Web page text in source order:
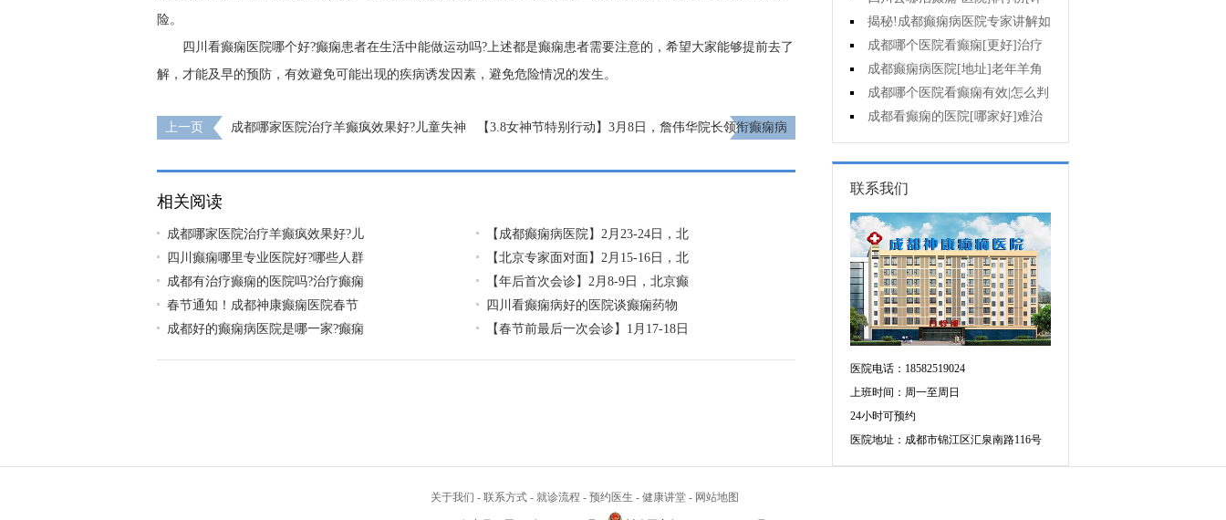
险。
四川看癫痫医院哪个好?癫痫患者在生活中能做运动吗?上述都是癫痫患者需要注意的，希望大家能够提前去了
解，才能及早的预防，有效避免可能出现的疾病诱发因素，避免危险情况的发生。
上一页
成都哪家医院治疗羊癫疯效果好?儿童失神
【3.8女神节特别行动】3月8日，詹伟华院长领衔癫痫病
相关阅读
成都哪家医院治疗羊癫疯效果好?儿
【成都癫痫病医院】2月23-24日，北
四川癫痫哪里专业医院好?哪些人群
【北京专家面对面】2月15-16日，北
成都有治疗癫痫的医院吗?治疗癫痫
【年后首次会诊】2月8-9日，北京癫
春节通知！成都神康癫痫医院春节
四川看癫痫病好的医院谈癫痫药物
成都好的癫痫病医院是哪一家?癫痫
【春节前最后一次会诊】1月17-18日
细排名]儿童癫痫治疗要注意什么?
揭秘!成都癫痫病医院专家讲解如
何避免癫痫病的遗传给孩子?
成都哪个医院看癫痫[更好]治疗
癫痫的药物不良反应是什么?
成都癫痫病医院[地址]老年羊角
风心理怎么调整?
成都哪个医院看癫痫有效|怎么判
断癫痫有没有发作?
成都看癫痫的医院[哪家好]难治
性癫痫怎么治疗呢?
联系我们
医院电话：18582519024
上班时间：周一至周日
24小时可预约
医院地址：成都市锦江区汇泉南路116号
关于我们 - 联系方式 - 就诊流程 - 预约医生 - 健康讲堂 - 网站地图